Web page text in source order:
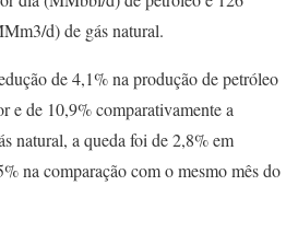
d) de gás natural.
de 4,1% na produção de petróleo
e de 10,9% comparativamente a
natural, a queda foi de 2,8% em
na comparação com o mesmo mês do